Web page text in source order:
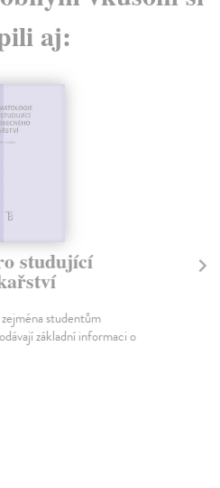
aj:
studující
studentům
základní informaci o